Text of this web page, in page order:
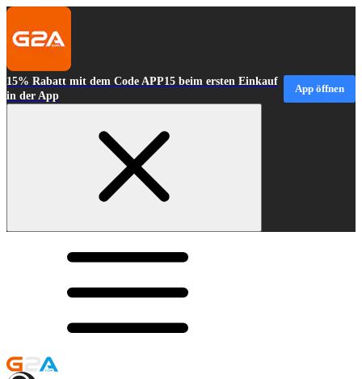
15% Rabatt mit dem Code APP15 beim ersten Einkauf
in der App
App öffnen